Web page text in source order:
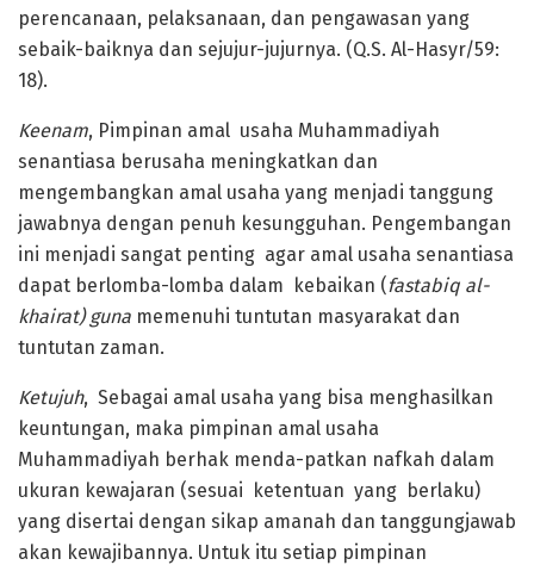
perencanaan, pelaksanaan, dan pengawasan yang
sebaik-baiknya dan sejujur-jujurnya. (Q.S. Al-Hasyr/59:
18).
Keenam, Pimpinan amal usaha Muhammadiyah
senantiasa berusaha meningkatkan dan
mengembangkan amal usaha yang menjadi tanggung
jawabnya dengan penuh kesungguhan. Pengembangan
ini menjadi sangat penting agar amal usaha senantiasa
dapat berlomba-lomba dalam kebaikan (fastabiq al-
khairat) guna memenuhi tuntutan masyarakat dan
tuntutan zaman.
Ketujuh, Sebagai amal usaha yang bisa menghasilkan
keuntungan, maka pimpinan amal usaha
Muhammadiyah berhak menda-patkan nafkah dalam
ukuran kewajaran (sesuai ketentuan yang berlaku)
yang disertai dengan sikap amanah dan tanggungjawab
akan kewajibannya. Untuk itu setiap pimpinan